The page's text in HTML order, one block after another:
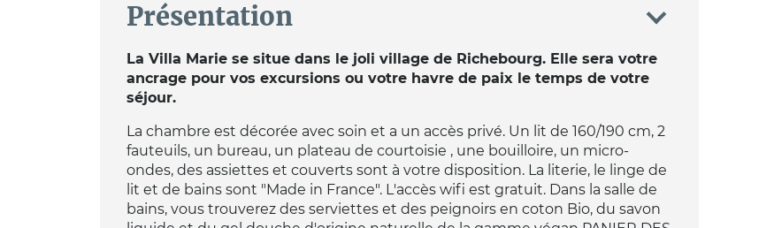
Présentation
La Villa Marie se situe dans le joli village de Richebourg. Elle sera votre
ancrage pour vos excursions ou votre havre de paix le temps de votre
séjour.
La chambre est décorée avec soin et a un accès privé. Un lit de 160/190 cm, 2
fauteuils, un bureau, un plateau de courtoisie , une bouilloire, un micro-
ondes, des assiettes et couverts sont à votre disposition. La literie, le linge de
lit et de bains sont "Made in France". L'accès wifi est gratuit. Dans la salle de
bains, vous trouverez des serviettes et des peignoirs en coton Bio, du savon